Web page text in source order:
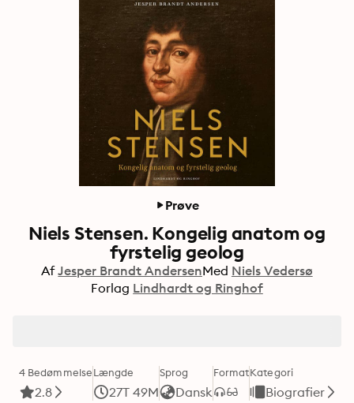
Prøve
Niels Stensen. Kongelig anatom og
fyrstelig geolog
Af Jesper Brandt AndersenMed Niels Vedersø
Forlag Lindhardt og Ringhof
4 Bedømmelse
2.8
Længde
27T 49M
Sprog
Dansk
FormatKategori
Biografier